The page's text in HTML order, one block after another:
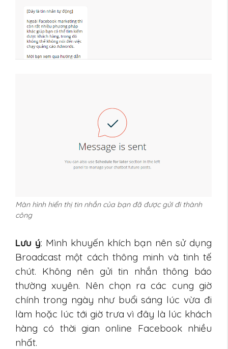
Màn hình hiển thị tin nhắn của bạn đã được gửi đi thành
công
Lưu ý: Mình khuyến khích bạn nên sử dụng
Broadcast một cách thông minh và tinh tế
chút. Không nên gửi tin nhắn thông báo
thường xuyên. Nên chọn ra các cung giờ
chính trong ngày như buổi sáng lúc vừa đi
làm hoặc lúc tới giờ trưa vì đây là lúc khách
hàng có thời gian online Facebook nhiều
nhất.